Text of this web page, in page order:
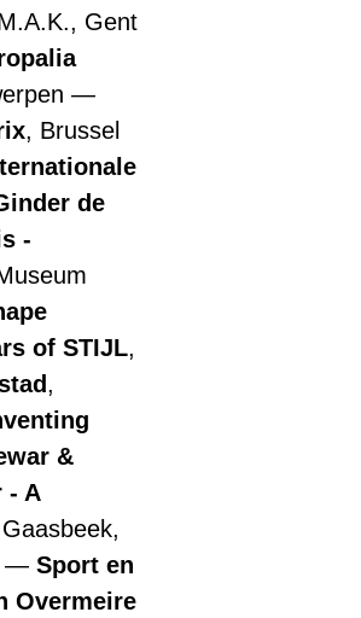
Gent
, Brussel
de
-
of STIJL,
,
&
- A
Sport en
Overmeire